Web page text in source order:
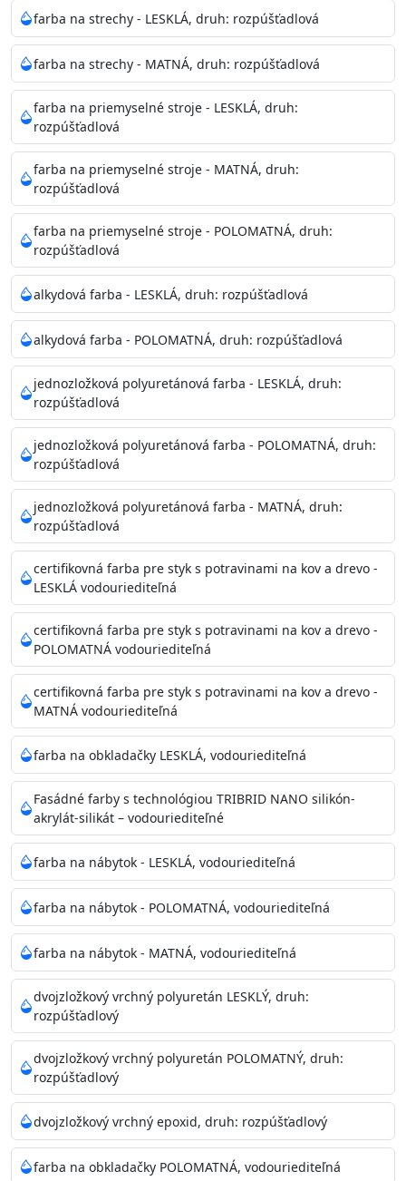
Neaplikujte pri teplote pod 5°C a nad teplotu 35°C alebo
pri relatívnej vlhkosti nad 80%.
Nepoužitá farba vyžaduje špeciálne zaobchádzanie na
bezpečnú likvidáciu.
Riedenie: do 10% vodou, podľa spôsobu aplikácie
Doba schnutia na dotyk
Doba na druhý náter: 3-4 hodiny
Balenie : 750ml, 1l, 3l, 9l, 15l
Výdatnosť na jednu vrstvu
Aplikácia: štetec, valček, striekacia pištoľ
Povrchová úprava: 1
Je možné tónovať v systéme Colorfull: áno
Merná hmotnosť : 1,54 ± 0,02 Kg / L (ISO 2811)
Čistenie: vodou
Príprava povrchu
Povrchy musia byť hladké, čisté, suché, zbavené prachu,
mastnoty, solí a materiálov so zlou priľnavosťou. Otvory
alebo trhliny vyplňte
akrylovým tmelom Acrylic putty, Visto alebo Acrylic light
putty a prebrúste. Nové alebo porézne povrchy natreté
menej kvalitnými farbami
vždy penetrujte. Odporúčané penetračné nátery
Acrylan Unco, Gypsum board alebo Vitex Primer 100% a
na škvrny použite Blanco eco
riediteľné vodou.
Skladovanie
48 mesiacov v orig. uzavretých obaloch medzi 5°C až
25°C
farba na strechy - LESKLÁ, druh: rozpúšťadlová
farba na strechy - MATNÁ, druh: rozpúšťadlová
farba na priemyselné stroje - LESKLÁ, druh:
rozpúšťadlová
farba na priemyselné stroje - MATNÁ, druh:
rozpúšťadlová
farba na priemyselné stroje - POLOMATNÁ, druh:
rozpúšťadlová
alkydová farba - LESKLÁ, druh: rozpúšťadlová
alkydová farba - POLOMATNÁ, druh: rozpúšťadlová
jednozložková polyuretánová farba - LESKLÁ, druh:
rozpúšťadlová
jednozložková polyuretánová farba - POLOMATNÁ, druh:
rozpúšťadlová
jednozložková polyuretánová farba - MATNÁ, druh:
rozpúšťadlová
certifikovná farba pre styk s potravinami na kov a drevo -
LESKLÁ vodouriediteľná
certifikovná farba pre styk s potravinami na kov a drevo -
POLOMATNÁ vodouriediteľná
certifikovná farba pre styk s potravinami na kov a drevo -
MATNÁ vodouriediteľná
farba na obkladačky LESKLÁ, vodouriediteľná
Fasádné farby s technológiou TRIBRID NANO silikón-
akrylát-silikát – vodouriediteľné
farba na nábytok - LESKLÁ, vodouriediteľná
farba na nábytok - POLOMATNÁ, vodouriediteľná
farba na nábytok - MATNÁ, vodouriediteľná
dvojzložkový vrchný polyuretán LESKLÝ, druh:
rozpúšťadlový
dvojzložkový vrchný polyuretán POLOMATNÝ, druh:
rozpúšťadlový
dvojzložkový vrchný epoxid, druh: rozpúšťadlový
farba na obkladačky POLOMATNÁ, vodouriediteľná